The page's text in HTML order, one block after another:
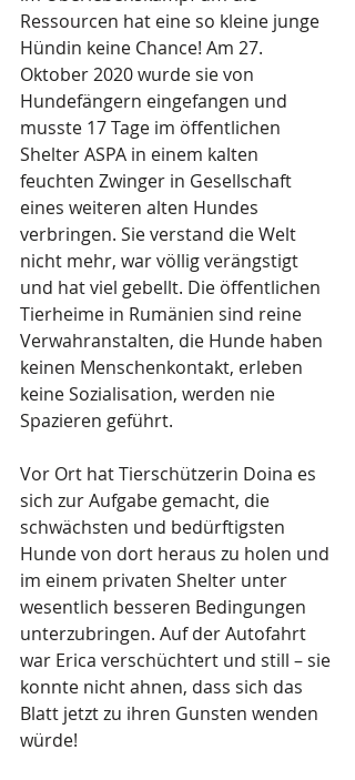
Ressourcen hat eine so kleine junge
Hündin keine Chance! Am 27.
Oktober 2020 wurde sie von
Hundefängern eingefangen und
musste 17 Tage im öffentlichen
Shelter ASPA in einem kalten
feuchten Zwinger in Gesellschaft
eines weiteren alten Hundes
verbringen. Sie verstand die Welt
nicht mehr, war völlig verängstigt
und hat viel gebellt. Die öffentlichen
Tierheime in Rumänien sind reine
Verwahranstalten, die Hunde haben
keinen Menschenkontakt, erleben
keine Sozialisation, werden nie
Spazieren geführt.
Vor Ort hat Tierschützerin Doina es
sich zur Aufgabe gemacht, die
schwächsten und bedürftigsten
Hunde von dort heraus zu holen und
im einem privaten Shelter unter
wesentlich besseren Bedingungen
unterzubringen. Auf der Autofahrt
war Erica verschüchtert und still – sie
konnte nicht ahnen, dass sich das
Blatt jetzt zu ihren Gunsten wenden
würde!